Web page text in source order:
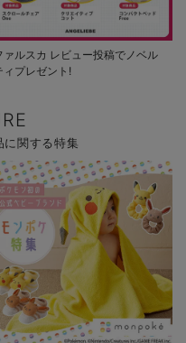
ァルスカ レビュー投稿でノベル
ィプレゼント!
関する特集